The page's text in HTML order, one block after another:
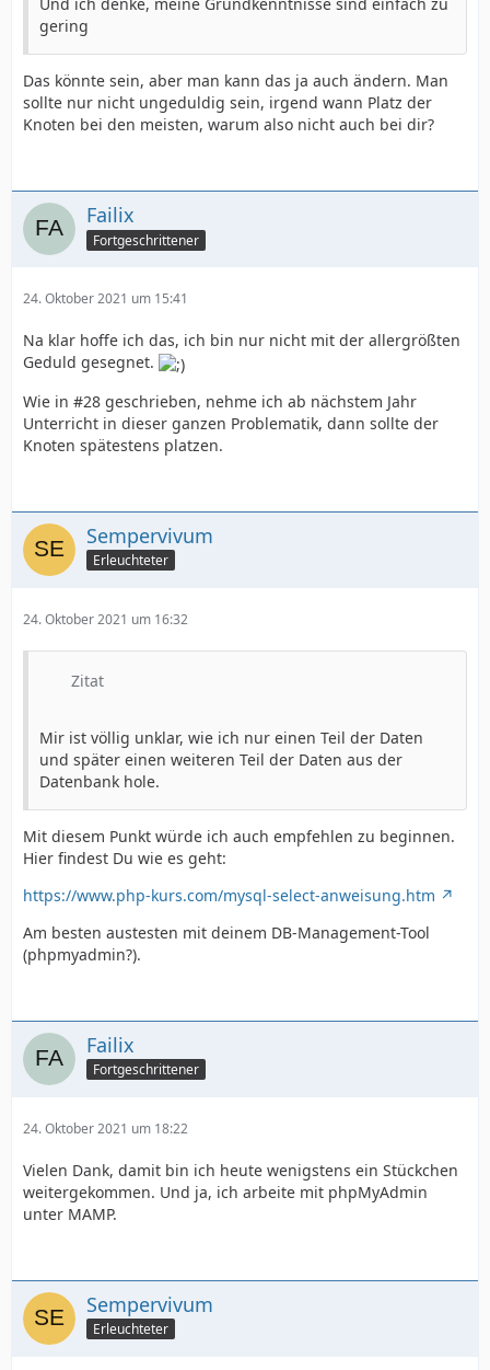
gering
Das könnte sein, aber man kann das ja auch ändern. Man
sollte nur nicht ungeduldig sein, irgend wann Platz der
Knoten bei den meisten, warum also nicht auch bei dir?
Failix
Fortgeschrittener
24. Oktober 2021 um 15:41
Na klar hoffe ich das, ich bin nur nicht mit der allergrößten
Geduld gesegnet.
Wie in #28 geschrieben, nehme ich ab nächstem Jahr
Unterricht in dieser ganzen Problematik, dann sollte der
Knoten spätestens platzen.
Sempervivum
Erleuchteter
24. Oktober 2021 um 16:32
Zitat
Mir ist völlig unklar, wie ich nur einen Teil der Daten
und später einen weiteren Teil der Daten aus der
Datenbank hole.
Mit diesem Punkt würde ich auch empfehlen zu beginnen.
Hier findest Du wie es geht:
https://www.php-kurs.com/mysql-select-anweisung.htm
Am besten austesten mit deinem DB-Management-Tool
(phpmyadmin?).
Failix
Fortgeschrittener
24. Oktober 2021 um 18:22
Vielen Dank, damit bin ich heute wenigstens ein Stückchen
weitergekommen. Und ja, ich arbeite mit phpMyAdmin
unter MAMP.
Sempervivum
Erleuchteter